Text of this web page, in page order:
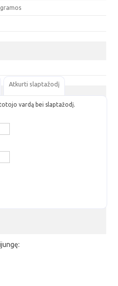
Atkurti slaptažodį
vardą bei slaptažodį.